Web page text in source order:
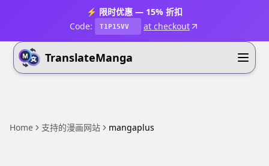
⚡ 限时优惠 — 15% 折扣
Code:
T1P15VV at checkout
TranslateManga
Home 支持的漫画网站 mangaplus